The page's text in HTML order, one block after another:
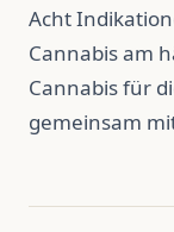
Acht
Cannabis am
Cannabis für
gemeinsam